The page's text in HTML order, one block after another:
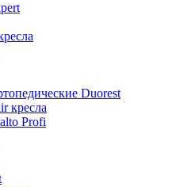
Duorest
кресла
Profi